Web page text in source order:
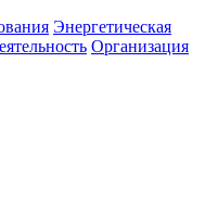
Энергетическая
Организация